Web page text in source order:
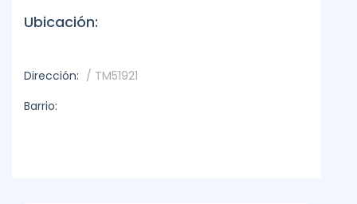
Ubicación:
Dirección: / TM51921
Barrio: